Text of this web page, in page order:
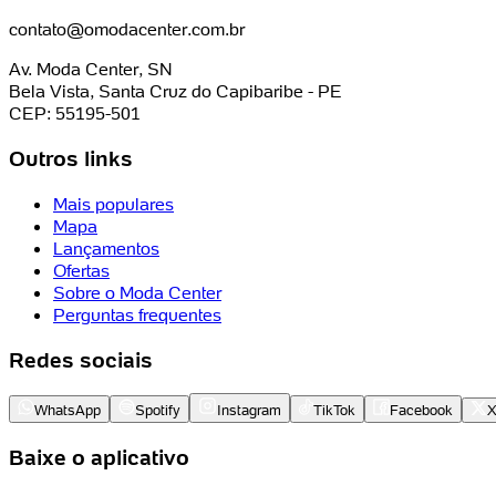
contato@omodacenter.com.br
Av. Moda Center, SN
Bela Vista, Santa Cruz do Capibaribe - PE
CEP: 55195-501
Outros links
Mais populares
Mapa
Lançamentos
Ofertas
Sobre o Moda Center
Perguntas frequentes
Redes sociais
WhatsApp Spotify Instagram TikTok Facebook X
Baixe o aplicativo